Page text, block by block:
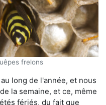
frelons
long de l'année, et nous
la semaine, et ce, même
fériés, du fait que